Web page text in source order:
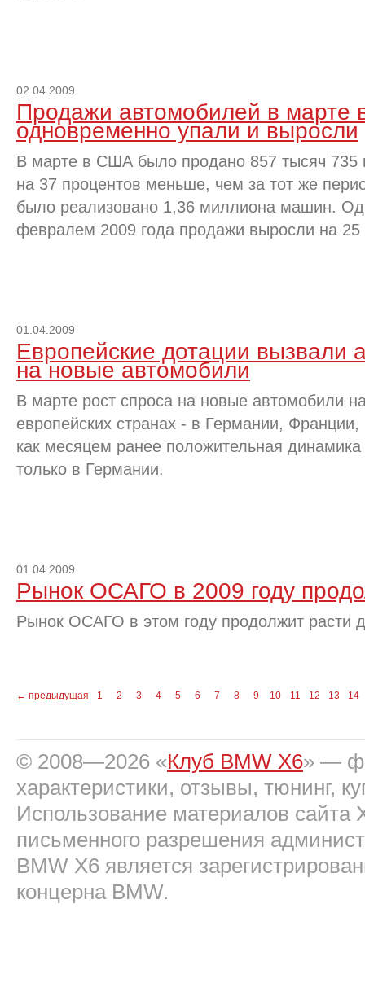
02.04.2009
Продажи автомобилей в
одновременно упали и выросли
В марте в США было продано 857 тысяч 735
на 37 процентов меньше, чем за тот же
было реализовано 1,36 миллиона машин.
февралем 2009 года продажи выросли на 25
01.04.2009
Европейские дотации вызвали
на новые автомобили
В марте рост спроса на новые автомобили
европейских странах - в Германии,
как месяцем ранее положительная
только в Германии.
01.04.2009
Рынок ОСАГО в 2009 году
Рынок ОСАГО в этом году продолжит расти
1 2 3 4 5 6 7 8 9 10 11 12 13 14
← предыдущая
© 2008—2026 «Клуб BMW X6» —
характеристики, отзывы, тюнинг,
Использование материалов
письменного разрешения
BMW X6 является
концерна BMW.